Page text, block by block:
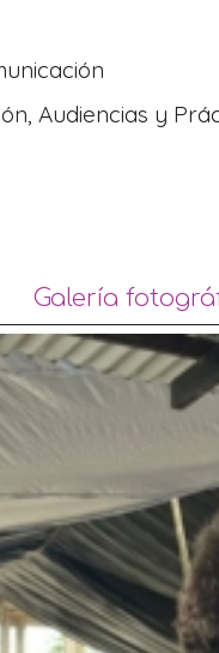
Audiencias y
Galería